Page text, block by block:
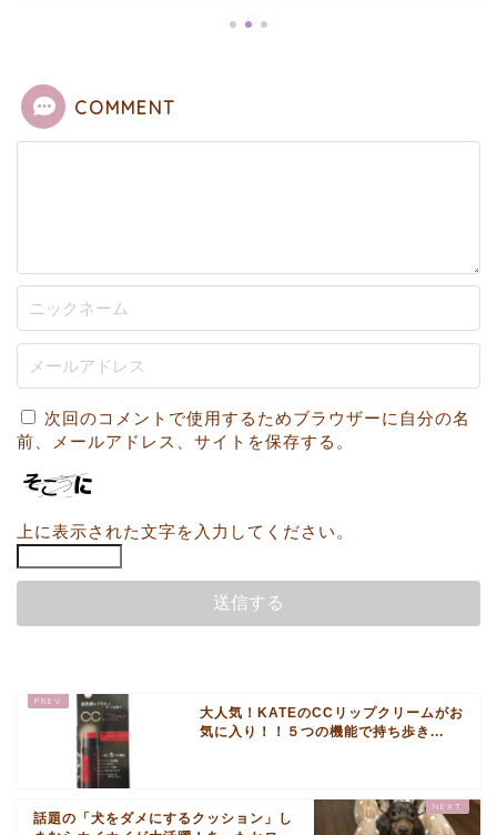
COMMENT
次回のコメントで使用するためブラウザーに自分の名
前、メールアドレス、サイトを保存する。
上に表示された文字を入力してください。
大人気！KATEのCCリップクリームがお
気に入り！！５つの機能で持ち歩き...
話題の「犬をダメにするクッション」し